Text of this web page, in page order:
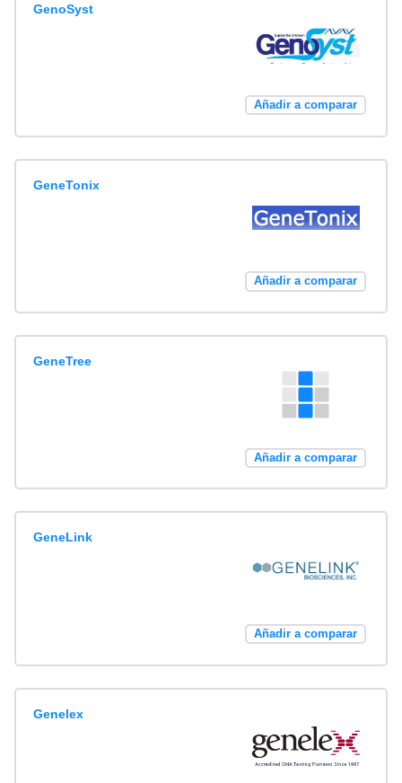
GenoSyst
Añadir a comparar
GeneTonix
Añadir a comparar
GeneTree
Añadir a comparar
GeneLink
Añadir a comparar
Genelex